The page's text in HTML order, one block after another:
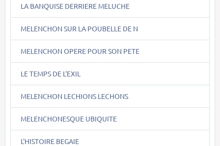
LA BANQUISE DERRIERE MELUCHE
MELENCHON SUR LA POUBELLE DE N
MELENCHON OPERE POUR SON PETE
LE TEMPS DE L'EXIL
MELENCHON LECHIONS LECHONS
MELENCHONESQUE UBIQUITE
L'HISTOIRE BEGAIE